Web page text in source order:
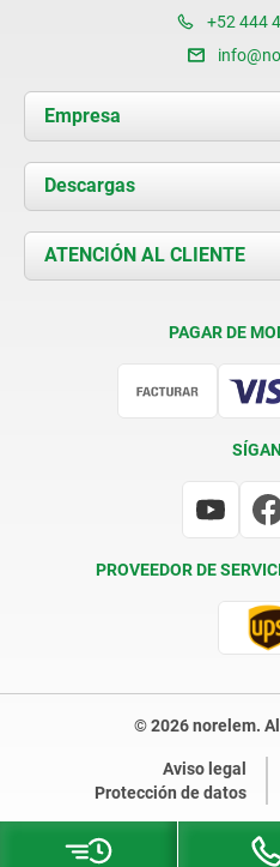
+52 444
Empresa
Acerca de nosotros
Novedades
Contacto
Descargas
Documents
ATENCIÓN AL CLIENTE
PAGAR DE
PROVEEDOR DE
© 2026 norelem.
Aviso legal
Protección de datos